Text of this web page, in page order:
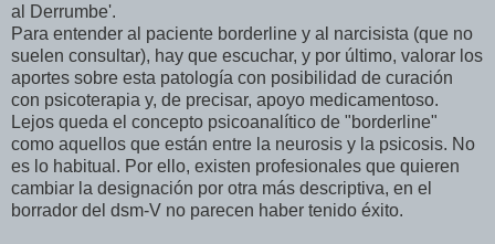
al Derrumbe'.
Para entender al paciente borderline y al narcisista (que no
suelen consultar), hay que escuchar, y por último, valorar los
aportes sobre esta patología con posibilidad de curación
con psicoterapia y, de precisar, apoyo medicamentoso.
Lejos queda el concepto psicoanalítico de "borderline"
como aquellos que están entre la neurosis y la psicosis. No
es lo habitual. Por ello, existen profesionales que quieren
cambiar la designación por otra más descriptiva, en el
borrador del dsm-V no parecen haber tenido éxito.